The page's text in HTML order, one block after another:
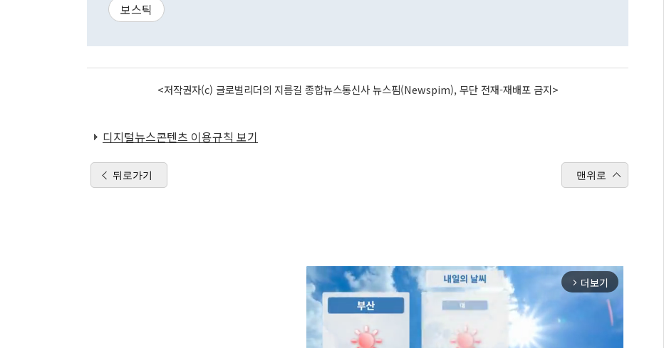
보스틱
<저작권자(c) 글로벌리더의 지름길 종합뉴스통신사 뉴스핌(Newspim), 무단 전재-재배포 금지>
디지털뉴스콘텐츠 이용규칙 보기
뒤로가기 맨위로
arrow_forward_ios 더보기